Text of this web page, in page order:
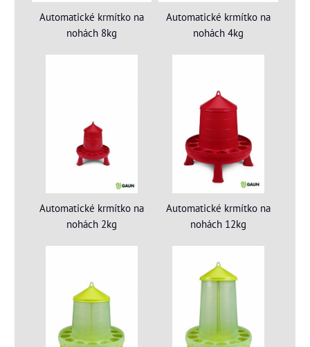
Automatické krmítko na
nohách 8kg
Automatické krmítko na
nohách 4kg
Automatické krmítko na
nohách 2kg
Automatické krmítko na
nohách 12kg